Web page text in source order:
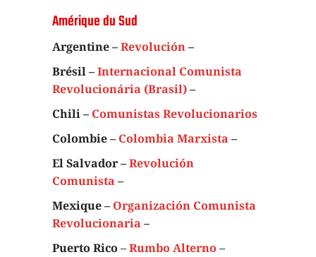
Amérique du Sud
Argentine –Revolución–
Brésil –Internacional Comunista
Revolucionária (Brasil)–
Chili – Comunistas Revolucionarios
Colombie – Colombia Marxista –
El Salvador –Revolución
Comunista –
Mexique – Organización Comunista
Revolucionaria –
Puerto Rico –Rumbo Alterno –